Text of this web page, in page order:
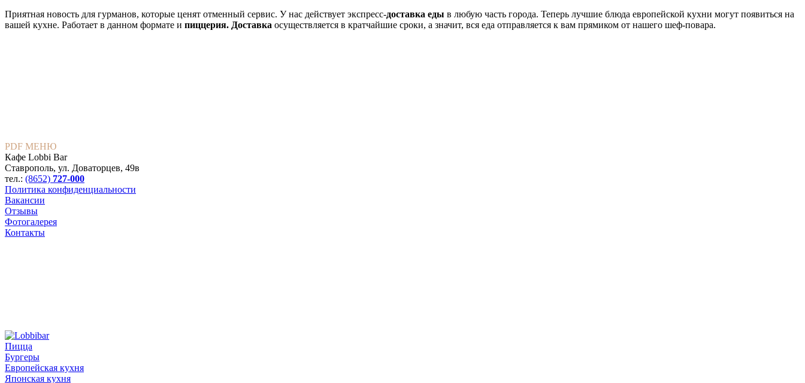
Приятная новость для гурманов, которые ценят отменный сервис. У нас действует экспресс-доставка еды в любую часть города. Теперь лучшие блюда европейской кухни могут появиться на
вашей кухне. Работает в данном формате и пиццерия. Доставка осуществляется в кратчайшие сроки, а значит, вся еда отправляется к вам прямиком от нашего шеф-повара.
PDF МЕНЮ
Кафе Lobbi Bar
Ставрополь, ул. Доваторцев, 49в
тел.: (8652) 727-000
Политика конфиденциальности
Вакансии
Отзывы
Фотогалерея
Контакты
Пицца
Бургеры
Европейская кухня
Японская кухня